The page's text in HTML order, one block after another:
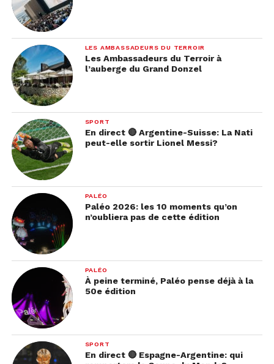
LES AMBASSADEURS DU TERROIR
Les Ambassadeurs du Terroir à
l’auberge du Grand Donzel
SPORT
En direct 🔴 Argentine-Suisse: La Nati
peut-elle sortir Lionel Messi?
PALÉO
Paléo 2026: les 10 moments qu’on
n’oubliera pas de cette édition
PALÉO
À peine terminé, Paléo pense déjà à la
50e édition
SPORT
En direct 🔴 Espagne-Argentine: qui